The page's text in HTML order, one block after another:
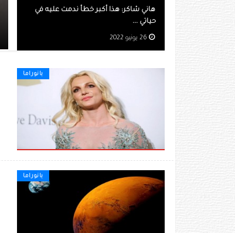
هاني شاكر: هذا أكبر خطأ ندمت عليه في
حياتي ...
بانوراما
بانوراما